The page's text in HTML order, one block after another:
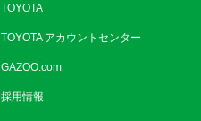
TOYOTA
TOYOTA アカウントセンター
GAZOO.com
採用情報